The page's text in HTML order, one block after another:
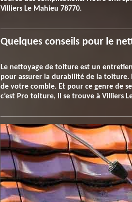
Villiers Le Mahieu 78770.
Quelques conseils pour le
Le nettoyage de toiture est un
pour assurer la durabilité de la toiture.
de votre comble. Et pour ce genre de
c’est Pro toiture, il se trouve à Villiers